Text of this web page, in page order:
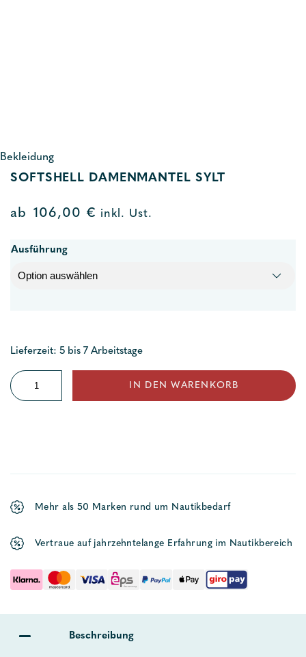
Bekleidung
SOFTSHELL DAMENMANTEL SYLT
ab 106,00 € inkl. Ust.
Ausführung
Lieferzeit: 5 bis 7 Arbeitstage
Softshell
Damenmantel
IN DEN WARENKORB
Mehr als 50 Marken rund um Nautikbedarf
Vertraue auf jahrzehntelange Erfahrung im Nautikbereich
Beschreibung